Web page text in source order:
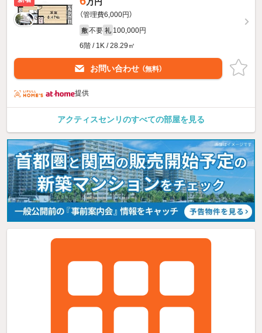
万円
（管理費6,000円）
敷 不要 礼 100,000円
6階 / 1K / 28.29㎡
お問い合わせ （無料）
提供
アクティスセンリのすべての部屋を見る